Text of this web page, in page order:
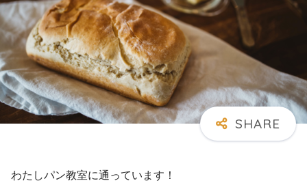
わたしパン教室に通っています！